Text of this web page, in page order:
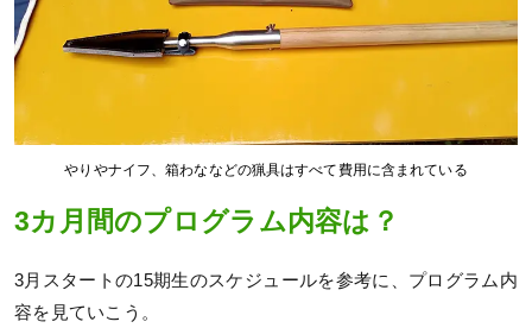
やりやナイフ、箱わななどの猟具はすべて費用に含まれている
3カ月間のプログラム内容は？
3月スタートの15期生のスケジュールを参考に、プログラム内
容を見ていこう。